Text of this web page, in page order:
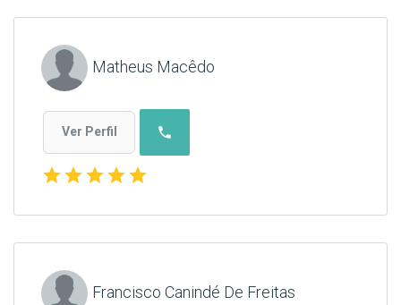
Matheus Macêdo
Ver Perfil phone
starstarstarstarstar
Francisco Canindé De Freitas